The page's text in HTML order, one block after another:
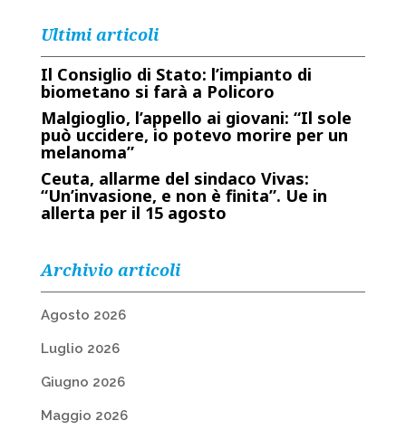
Ultimi articoli
Il Consiglio di Stato: l’impianto di
biometano si farà a Policoro
Malgioglio, l’appello ai giovani: “Il sole
può uccidere, io potevo morire per un
melanoma”
Ceuta, allarme del sindaco Vivas:
“Un’invasione, e non è finita”. Ue in
allerta per il 15 agosto
Archivio articoli
Agosto 2026
Luglio 2026
Giugno 2026
Maggio 2026